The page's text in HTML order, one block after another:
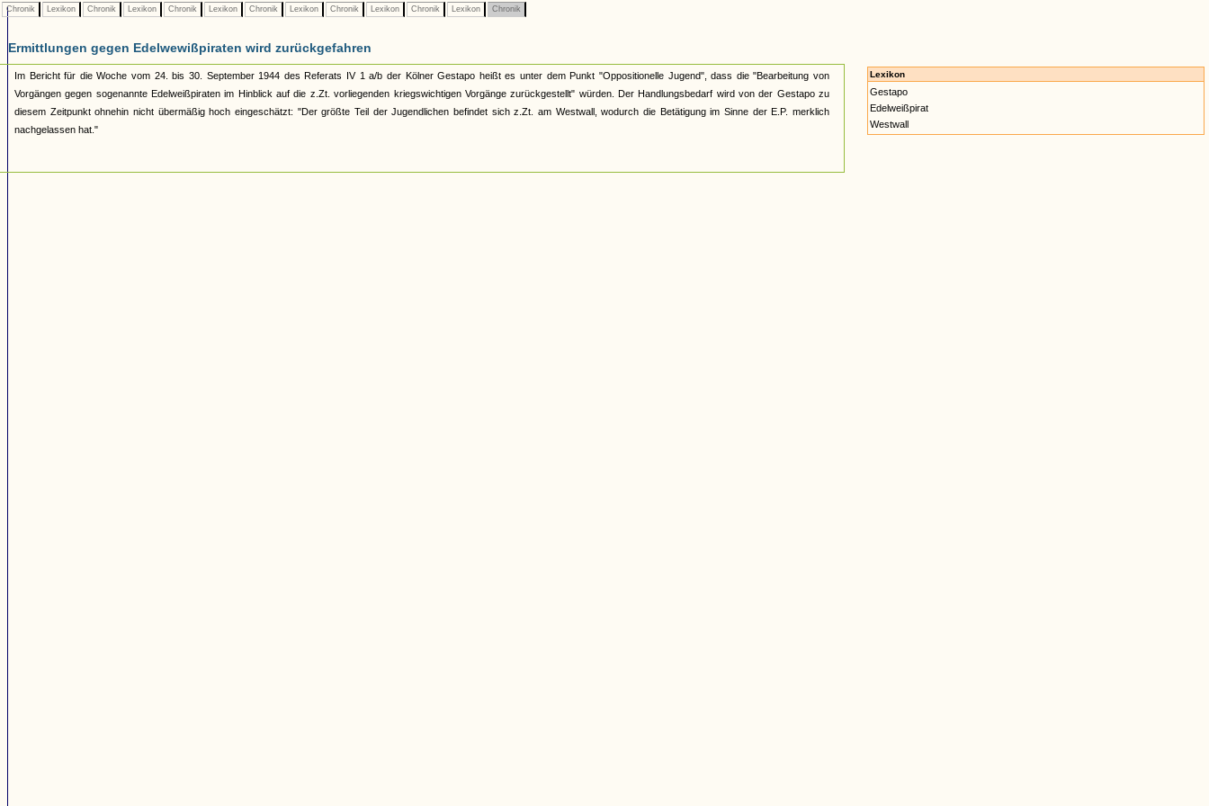
Chronik Lexikon Chronik Lexikon Chronik Lexikon Chronik Lexikon Chronik Lexikon Chronik Lexikon Chronik
Ermittlungen gegen Edelwewißpiraten wird zurückgefahren
Im Bericht für die Woche vom 24. bis 30. September 1944 des Referats IV 1 a/b der Kölner Gestapo heißt es unter dem Punkt "Oppositionelle Jugend", dass die "Bearbeitung von
Vorgängen gegen sogenannte Edelweißpiraten im Hinblick auf die z.Zt. vorliegenden kriegswichtigen Vorgänge zurückgestellt" würden. Der Handlungsbedarf wird von der Gestapo zu
diesem Zeitpunkt ohnehin nicht übermäßig hoch eingeschätzt: "Der größte Teil der Jugendlichen befindet sich z.Zt. am Westwall, wodurch die Betätigung im Sinne der E.P. merklich
nachgelassen hat."
Lexikon
Gestapo
Edelweißpirat
Westwall